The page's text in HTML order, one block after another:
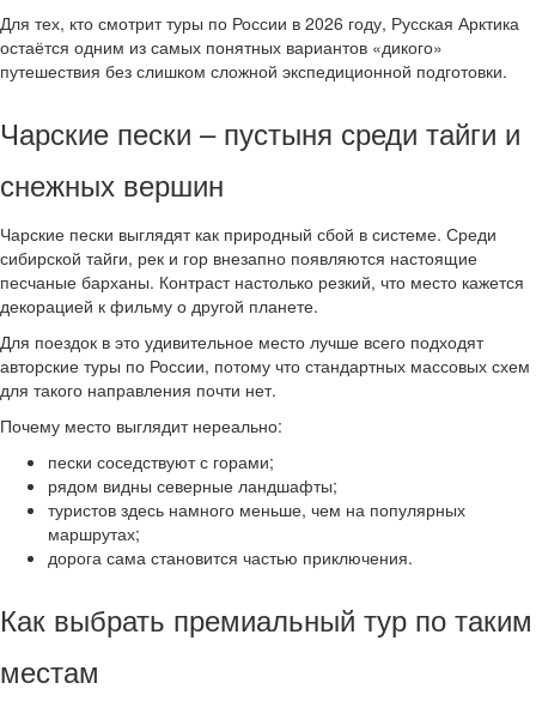
Для тех, кто смотрит туры по России в 2026 году, Русская Арктика
остаётся одним из самых понятных вариантов «дикого»
путешествия без слишком сложной экспедиционной подготовки.
Чарские пески – пустыня среди тайги и
снежных вершин
Чарские пески выглядят как природный сбой в системе. Среди
сибирской тайги, рек и гор внезапно появляются настоящие
песчаные барханы. Контраст настолько резкий, что место кажется
декорацией к фильму о другой планете.
Для поездок в это удивительное место лучше всего подходят
авторские туры по России, потому что стандартных массовых схем
для такого направления почти нет.
Почему место выглядит нереально:
пески соседствуют с горами;
рядом видны северные ландшафты;
туристов здесь намного меньше, чем на популярных
маршрутах;
дорога сама становится частью приключения.
Как выбрать премиальный тур по таким
местам